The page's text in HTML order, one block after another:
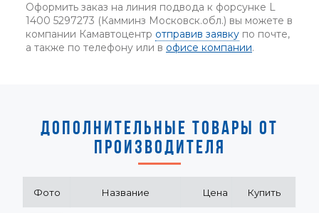
Оформить заказ на линия подвода к форсунке L
1400 5297273 (Камминз Московск.обл.) вы можете в
компании Камавтоцентр отправив заявку по почте,
а также по телефону или в офисе компании.
ДОПОЛНИТЕЛЬНЫЕ ТОВАРЫ ОТ
ПРОИЗВОДИТЕЛЯ
Фото Название Цена Купить